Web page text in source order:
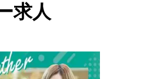
求人